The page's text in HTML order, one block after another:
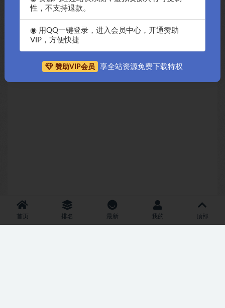
首页 排名 最新 我的 顶部
性，不支持退款。
◉ 用QQ一键登录，进入会员中心，开通赞助
VIP，方便快捷
赞助VIP会员 享全站资源免费下载特权